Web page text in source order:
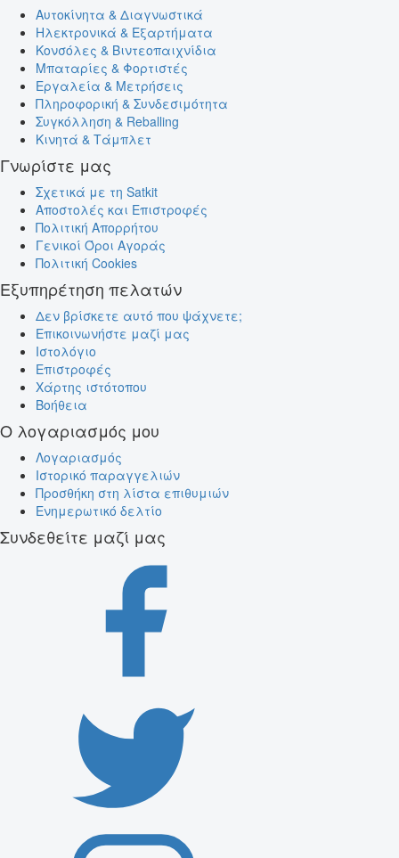
Αυτοκίνητα & Διαγνωστικά
Ηλεκτρονικά & Εξαρτήματα
Κονσόλες & Βιντεοπαιχνίδια
Μπαταρίες & Φορτιστές
Εργαλεία & Μετρήσεις
Πληροφορική & Συνδεσιμότητα
Συγκόλληση & Reballing
Κινητά & Τάμπλετ
Γνωρίστε μας
Σχετικά με τη Satkit
Αποστολές και Επιστροφές
Πολιτική Απορρήτου
Γενικοί Όροι Αγοράς
Πολιτική Cookies
Εξυπηρέτηση πελατών
Δεν βρίσκετε αυτό που ψάχνετε;
Επικοινωνήστε μαζί μας
Ιστολόγιο
Επιστροφές
Χάρτης ιστότοπου
Βοήθεια
Ο λογαριασμός μου
Λογαριασμός
Ιστορικό παραγγελιών
Προσθήκη στη λίστα επιθυμιών
Ενημερωτικό δελτίο
Συνδεθείτε μαζί μας